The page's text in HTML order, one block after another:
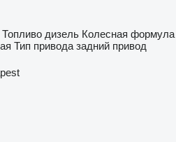
Топливо дизель Колесная формула
Тип привода задний привод